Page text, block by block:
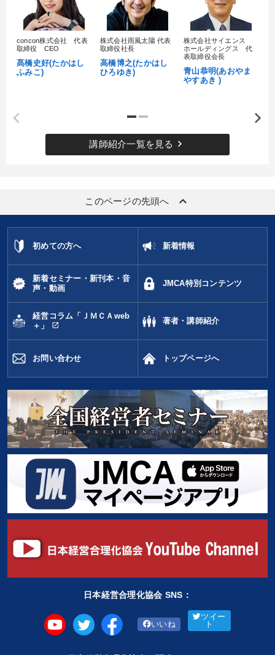
concon株式会社 代表
取締役 CEO
髙橋史好(たかはし
ふみこ)
株式会社雨風太陽 代表
取締役社長
高橋博之(たかはし
ひろゆき)
株式会社サイエンス
ホールディングス 代
表取締役会長
青山恭明(あおやま
やすあき )
講師紹介一覧を見る keyboard_arrow_right
このページの先頭へ keyboard_arrow_up
初めての方へ 新着情報
新着セミナー・新刊本・音
声・動画
JMCA特別コンテンツ
経営コラム「ＪＭＣＡweb
＋」
open_in_new
著者・講師紹介
お問い合わせ トップページへ
日本経営合理化協会 SNS：
いいね
ツイー
ト